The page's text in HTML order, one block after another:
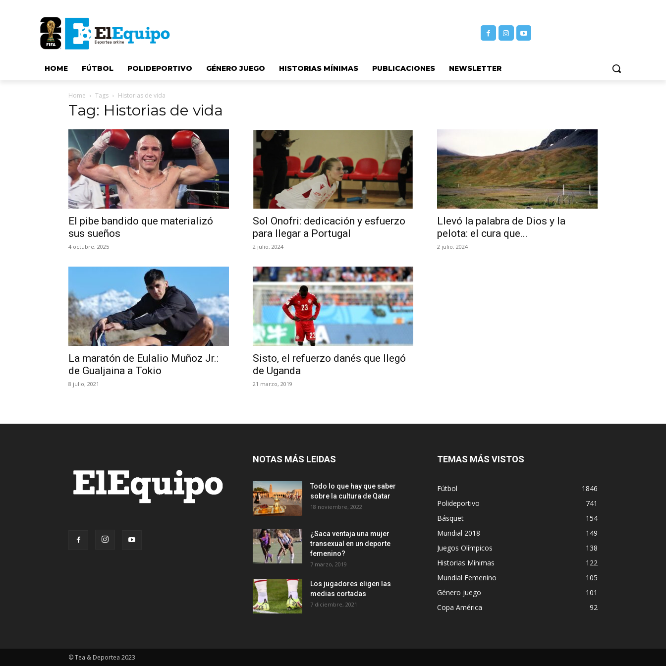
HOME FÚTBOL POLIDEPORTIVO GÉNERO JUEGO HISTORIAS MÍNIMAS PUBLICACIONES NEWSLETTER
Home Tags Historias de vida
Tag: Historias de vida
El pibe bandido que materializó
sus sueños
4 octubre, 2025
Sol Onofri: dedicación y esfuerzo
para llegar a Portugal
2 julio, 2024
Llevó la palabra de Dios y la
pelota: el cura que...
2 julio, 2024
La maratón de Eulalio Muñoz Jr.:
de Gualjaina a Tokio
8 julio, 2021
Sisto, el refuerzo danés que llegó
de Uganda
21 marzo, 2019
NOTAS MÁS LEIDAS
Todo lo que hay que saber
sobre la cultura de Qatar
18 noviembre, 2022
¿Saca ventaja una mujer
transexual en un deporte
femenino?
7 marzo, 2019
Los jugadores eligen las
medias cortadas
7 diciembre, 2021
TEMAS MÁS VISTOS
Fútbol
1846
Polideportivo
741
Básquet
154
Mundial 2018
149
Juegos Olímpicos
138
Historias Mínimas
122
Mundial Femenino
105
Género juego
101
Copa América
92
© Tea & Deportea 2023